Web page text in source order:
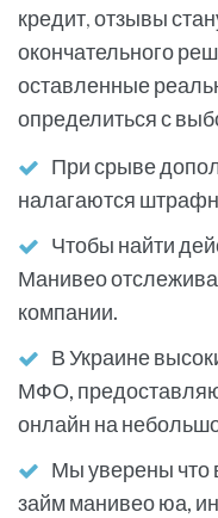
кредит, отзывы
окончательного
оставленные
определиться с
При срыве
налагаются
Чтобы найти
Манивео
компании.
В Украине
МФО,
онлайн на
Мы уверены что
займ манивео юа,